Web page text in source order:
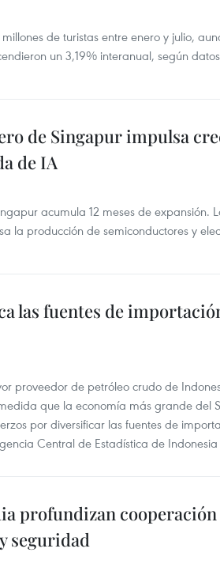
de turistas entre enero y julio,
un 3,19% interanual, según
de Singapur impulsa
de IA
acumula 12 meses de expansión.
la producción de semiconductores y
las fuentes de
proveedor de petróleo crudo de
que la economía más grande del
por diversificar las fuentes de
Central de Estadística de Indonesia
profundizan cooperación
seguridad